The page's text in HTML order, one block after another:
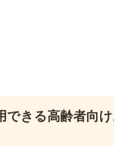
できる高齢者向